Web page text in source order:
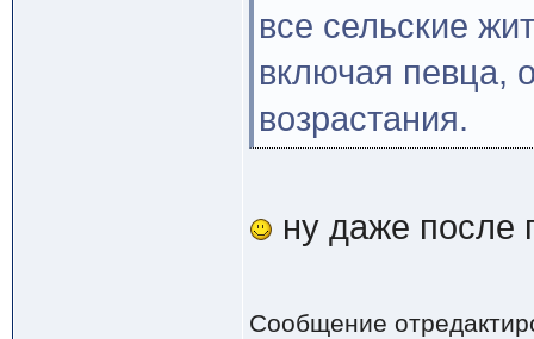
все сельские
включая певца,
возрастания.
ну даже после
Сообщение